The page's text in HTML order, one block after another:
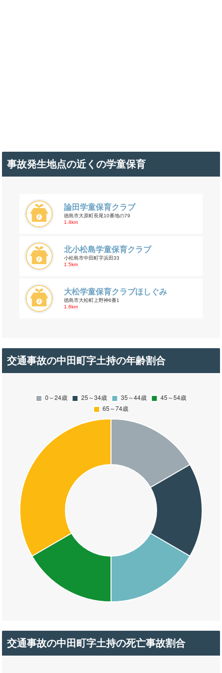
事故発生地点の近くの学童保育
論田学童保育クラブ
徳島市大原町長尾10番地の79
1.4km
北小松島学童保育クラブ
小松島市中田町字浜田33
1.5km
大松学童保育クラブほしぐみ
徳島市大松町上野神6番1
1.6km
交通事故の中田町字土持の年齢割合
交通事故の中田町字土持の死亡事故割合